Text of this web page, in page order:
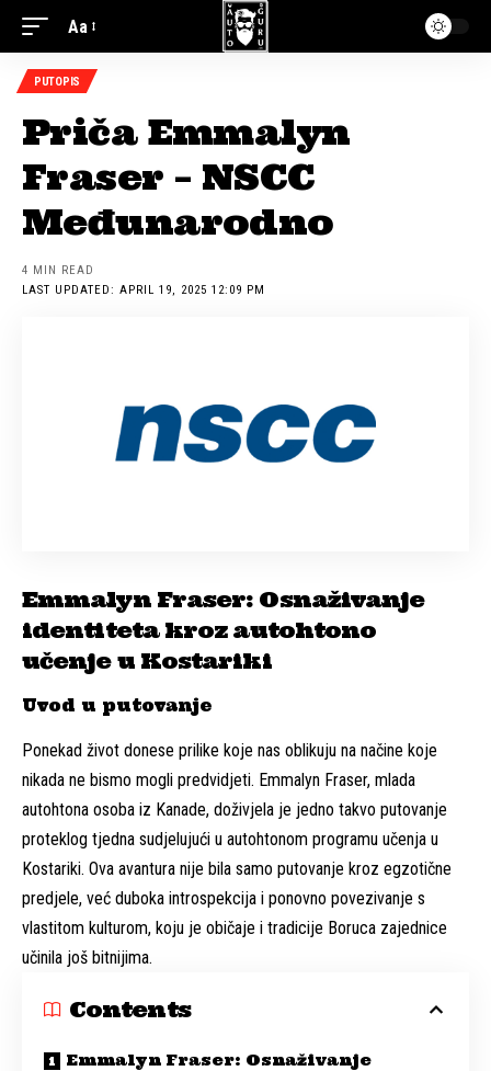
Aa
PUTOPIS
Priča Emmalyn
Fraser – NSCC
Međunarodno
LAST UPDATED: APRIL 19, 2025 12:09 PM
4 MIN READ
Emmalyn Fraser: Osnaživanje
identiteta kroz autohtono
učenje u Kostariki
Uvod u putovanje
Ponekad život donese prilike koje nas oblikuju na načine koje
nikada ne bismo mogli predvidjeti. Emmalyn Fraser, mlada
autohtona osoba iz Kanade, doživjela je jedno takvo putovanje
proteklog tjedna sudjelujući u autohtonom programu učenja u
Kostariki. Ova avantura nije bila samo putovanje kroz egzotične
predjele, već duboka introspekcija i ponovno povezivanje s
vlastitom kulturom, koju je običaje i tradicije Boruca zajednice
učinila još bitnijima.
Contents
Emmalyn Fraser: Osnaživanje